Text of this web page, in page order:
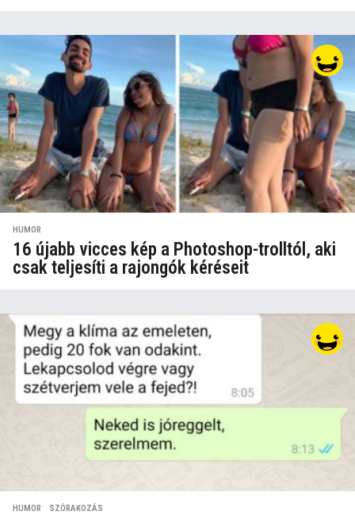
HUMOR
16 újabb vicces kép a Photoshop-trolltól, aki
csak teljesíti a rajongók kéréseit
HUMOR ,SZÓRAKOZÁS